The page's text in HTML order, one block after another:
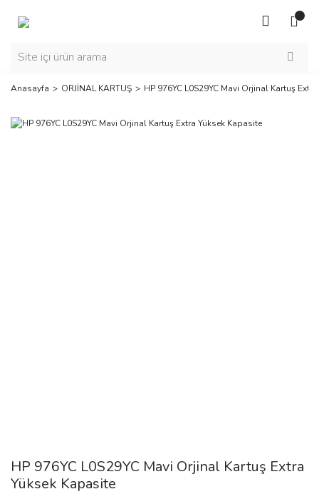
Anasayfa ORJİNAL KARTUŞ HP 976YC L0S29YC Mavi Orjinal Kartuş
HP 976YC L0S29YC Mavi Orjinal Kartuş Extra
Yüksek Kapasite